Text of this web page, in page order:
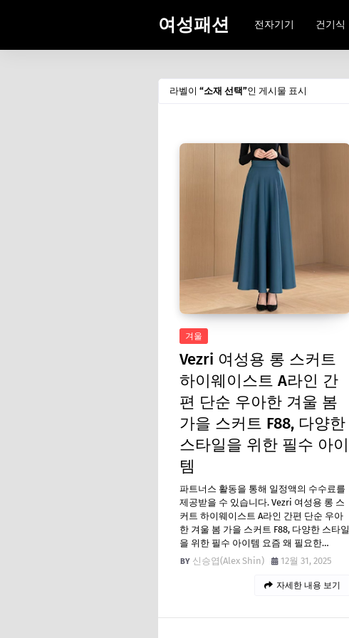
여성패션 전자기기 건기식
라벨이 소재 선택 인 게시물 표시
겨울
Vezri 여성용 롱 스커트
하이웨이스트 A라인 간
편 단순 우아한 겨울 봄
가을 스커트 F88, 다양한
스타일을 위한 필수 아이
템
파트너스 활동을 통해 일정액의 수수료를
제공받을 수 있습니다. Vezri 여성용 롱 스
커트 하이웨이스트 A라인 간편 단순 우아
한 겨울 봄 가을 스커트 F88, 다양한 스타일
을 위한 필수 아이템 요즘 왜 필요한…
신승엽(Alex Shin)
12월 31, 2025
자세한 내용 보기